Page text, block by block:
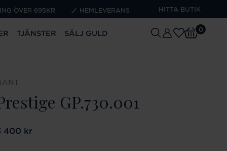
ÖVER 695KR HEMLEVERANS HITTA BUTIK
TJÄNSTER SÄLJ GULD 0
GP.730.001
:3 400 kr
400 kr